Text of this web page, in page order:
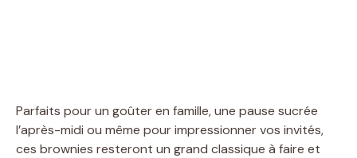
Parfaits pour un goûter en famille, une pause sucrée
l’après-midi ou même pour impressionner vos invités,
ces brownies resteront un grand classique à faire et